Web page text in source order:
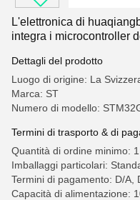
L'elettronica di
integra i microcontroller
Dettagli del prodotto
Luogo di origine: La
Marca: ST
Numero di modello:
Termini di trasporto & di
Quantità di ordine minimo: 1
Imballaggi particolari:
Termini di pagamento: D/A,
Capacità di alimentazione: